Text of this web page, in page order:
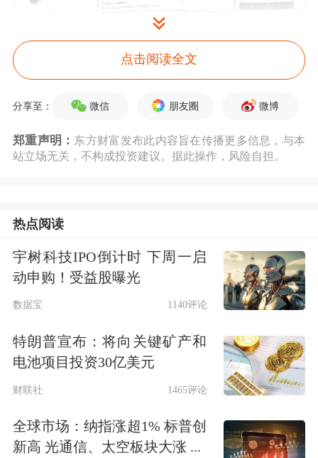
点击阅读全文
分享至： 微信 朋友圈 微博
郑重声明： 东方财富发布此内容旨在传播更多信息，与本
站立场无关，不构成投资建议。据此操作，风险自担。
热点阅读
宇树科技IPO倒计时 下周一启
动申购！受益股曝光
数据宝 1140评论
特朗普宣布：将向关键矿产和
电池项目投资30亿美元
财联社 1465评论
全球市场：纳指涨超1% 标普创
新高 光通信、太空板块大涨 ...